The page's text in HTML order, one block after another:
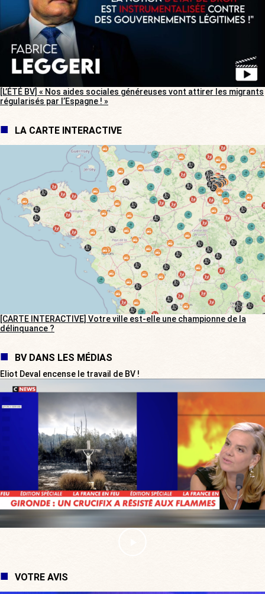
[L’ÉTÉ BV] « Nos aides sociales généreuses vont attirer les migrants
régularisés par l’Espagne ! »
LA CARTE INTERACTIVE
[CARTE INTERACTIVE] Votre ville est-elle une championne de la
délinquance ?
BV DANS LES MÉDIAS
Eliot Deval encense le travail de BV !
VOTRE AVIS